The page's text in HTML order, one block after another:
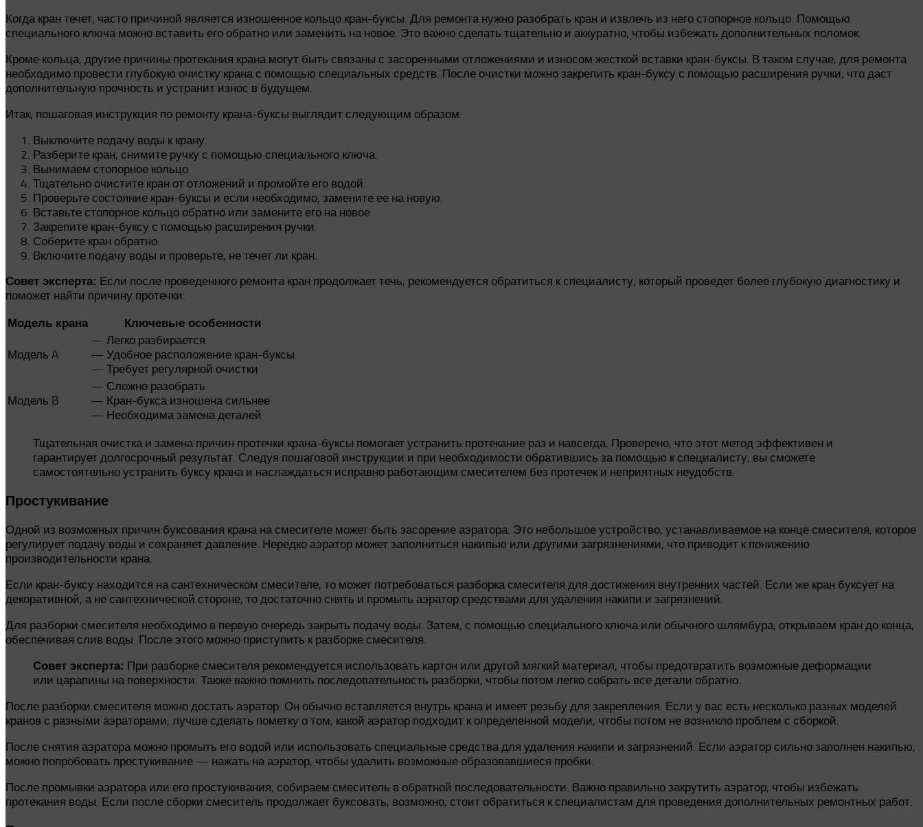
Когда кран течет, часто причиной является изношенное кольцо кран-буксы. Для ремонта нужно разобрать кран и извлечь из него стопорное кольцо. Помощью
специального ключа можно вставить его обратно или заменить на новое. Это важно сделать тщательно и аккуратно, чтобы избежать дополнительных поломок.
Кроме кольца, другие причины протекания крана могут быть связаны с засоренными отложениями и износом жесткой вставки кран-буксы. В таком случае, для ремонта
необходимо провести глубокую очистку крана с помощью специальных средств. После очистки можно закрепить кран-буксу с помощью расширения ручки, что даст
дополнительную прочность и устранит износ в будущем.
Итак, пошаговая инструкция по ремонту крана-буксы выглядит следующим образом:
Выключите подачу воды к крану.
Разберите кран, снимите ручку с помощью специального ключа.
Вынимаем стопорное кольцо.
Тщательно очистите кран от отложений и промойте его водой.
Проверьте состояние кран-буксы и если необходимо, замените ее на новую.
Вставьте стопорное кольцо обратно или замените его на новое.
Закрепите кран-буксу с помощью расширения ручки.
Соберите кран обратно.
Включите подачу воды и проверьте, не течет ли кран.
Совет эксперта: Если после проведенного ремонта кран продолжает течь, рекомендуется обратиться к специалисту, который проведет более глубокую диагностику и
поможет найти причину протечки.
Модель крана Ключевые особенности
Модель A
— Легко разбирается
— Удобное расположение кран-буксы
— Требует регулярной очистки
Модель B
— Сложно разобрать
— Кран-букса изношена сильнее
— Необходима замена деталей
Тщательная очистка и замена причин протечки крана-буксы помогает устранить протекание раз и навсегда. Проверено, что этот метод эффективен и
гарантирует долгосрочный результат. Следуя пошаговой инструкции и при необходимости обратившись за помощью к специалисту, вы сможете
самостоятельно устранить буксу крана и наслаждаться исправно работающим смесителем без протечек и неприятных неудобств.
Простукивание
Одной из возможных причин буксования крана на смесителе может быть засорение аэратора. Это небольшое устройство, устанавливаемое на конце смесителя, которое
регулирует подачу воды и сохраняет давление. Нередко аэратор может заполниться накипью или другими загрязнениями, что приводит к понижению
производительности крана.
Если кран-буксу находится на сантехническом смесителе, то может потребоваться разборка смесителя для достижения внутренних частей. Если же кран буксует на
декоративной, а не сантехнической стороне, то достаточно снять и промыть аэратор средствами для удаления накипи и загрязнений.
Для разборки смесителя необходимо в первую очередь закрыть подачу воды. Затем, с помощью специального ключа или обычного шлямбура, открываем кран до конца,
обеспечивая слив воды. После этого можно приступить к разборке смесителя.
Совет эксперта: При разборке смесителя рекомендуется использовать картон или другой мягкий материал, чтобы предотвратить возможные деформации
или царапины на поверхности. Также важно помнить последовательность разборки, чтобы потом легко собрать все детали обратно.
После разборки смесителя можно достать аэратор. Он обычно вставляется внутрь крана и имеет резьбу для закрепления. Если у вас есть несколько разных моделей
кранов с разными аэраторами, лучше сделать пометку о том, какой аэратор подходит к определенной модели, чтобы потом не возникло проблем с сборкой.
После снятия аэратора можно промыть его водой или использовать специальные средства для удаления накипи и загрязнений. Если аэратор сильно заполнен накипью,
можно попробовать простукивание — нажать на аэратор, чтобы удалить возможные образовавшиеся пробки.
После промывки аэратора или его простукивания, собираем смеситель в обратной последовательности. Важно правильно закрутить аэратор, чтобы избежать
протекания воды. Если после сборки смеситель продолжает буксовать, возможно, стоит обратиться к специалистам для проведения дополнительных ремонтных работ.